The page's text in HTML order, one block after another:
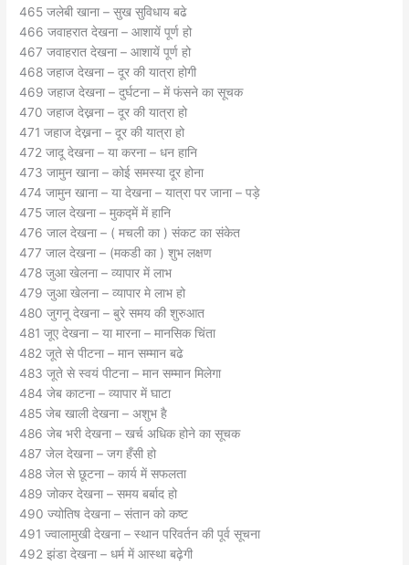
465 जलेबी खाना – सुख सुविधाय बढे
466 जवाहरात देखना – आशायें पूर्ण हो
467 जवाहरात देखना – आशायें पूर्ण हो
468 जहाज देखना – दूर की यात्रा होगी
469 जहाज देखना – दुर्घटना – में फंसने का सूचक
470 जहाज देख्नना – दूर की यात्रा हो
471 जहाज देख्नना – दूर की यात्रा हो
472 जादू देखना – या करना – धन हानि
473 जामुन खाना – कोई समस्या दूर होना
474 जामुन खाना – या देखना – यात्रा पर जाना – पड़े
475 जाल देखना – मुकद्में में हानि
476 जाल देखना – ( मचली का ) संकट का संकेत
477 जाल देखना – (मकडी का ) शुभ लक्षण
478 जुआ खेलना – व्यापार में लाभ
479 जुआ खेलना – व्यापार मे लाभ हो
480 जुगनू देखना – बुरे समय की शुरुआत
481 जूए देखना – या मारना – मानसिक चिंता
482 जूते से पीटना – मान सम्मान बढे
483 जूते से स्वयं पीटना – मान सम्मान मिलेगा
484 जेब काटना – व्यापार में घाटा
485 जेब खाली देखना – अशुभ है
486 जेब भरी देखना – खर्च अधिक होने का सूचक
487 जेल देखना – जग हँसी हो
488 जेल से छूटना – कार्य में सफलता
489 जोकर देखना – समय बर्बाद हो
490 ज्योतिष देखना – संतान को कष्ट
491 ज्वालामुखी देखना – स्थान परिवर्तन की पूर्व सूचना
492 झंडा देखना – धर्म में आस्था बढ़ेगी